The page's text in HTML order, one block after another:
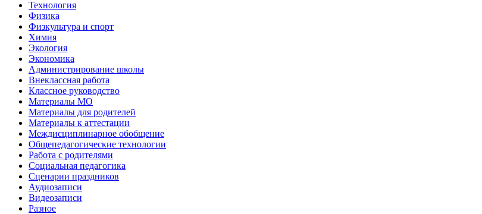
Технология
Физика
Физкультура и спорт
Химия
Экология
Экономика
Администрирование школы
Внеклассная работа
Классное руководство
Материалы МО
Материалы для родителей
Материалы к аттестации
Междисциплинарное обобщение
Общепедагогические технологии
Работа с родителями
Социальная педагогика
Сценарии праздников
Аудиозаписи
Видеозаписи
Разное